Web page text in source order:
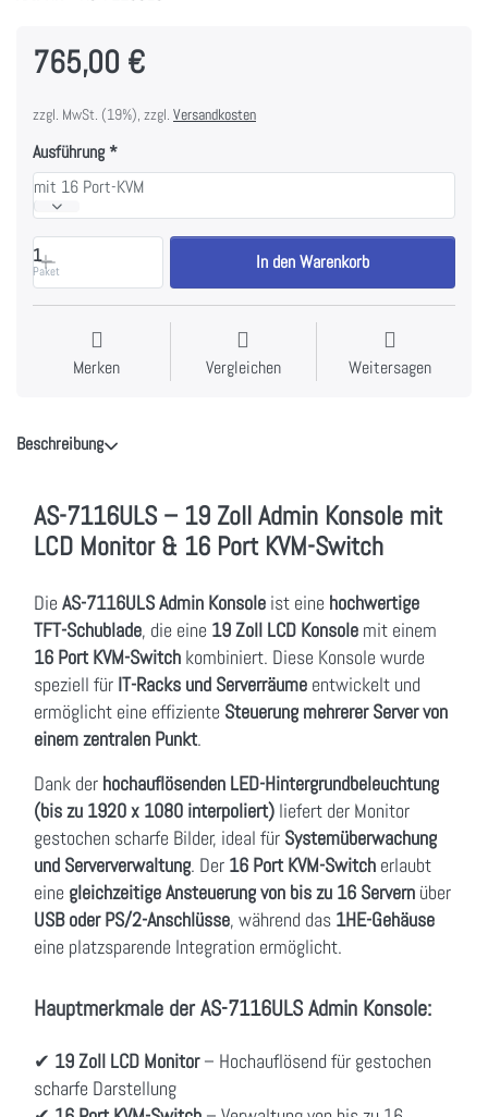
765,00 €
zzgl. MwSt. (19%), zzgl. Versandkosten
Ausführung
mit 16 Port-KVM
1
Paket In den Warenkorb
Merken Vergleichen Weitersagen
Beschreibung
AS-7116ULS – 19 Zoll Admin Konsole mit
LCD Monitor & 16 Port KVM-Switch
Die AS-7116ULS Admin Konsole ist eine hochwertige
TFT-Schublade, die eine 19 Zoll LCD Konsole mit einem
16 Port KVM-Switch kombiniert. Diese Konsole wurde
speziell für IT-Racks und Serverräume entwickelt und
ermöglicht eine effiziente Steuerung mehrerer Server von
einem zentralen Punkt.
Dank der hochauflösenden LED-Hintergrundbeleuchtung
(bis zu 1920 x 1080 interpoliert) liefert der Monitor
gestochen scharfe Bilder, ideal für Systemüberwachung
und Serververwaltung. Der 16 Port KVM-Switch erlaubt
eine gleichzeitige Ansteuerung von bis zu 16 Servern über
USB oder PS/2-Anschlüsse, während das 1HE-Gehäuse
eine platzsparende Integration ermöglicht.
Hauptmerkmale der AS-7116ULS Admin Konsole:
✔ 19 Zoll LCD Monitor– Hochauflösend für gestochen
scharfe Darstellung